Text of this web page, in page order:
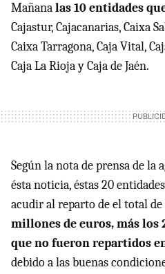
Mañanalas 10 entidades
Cajastur, Cajacanarias, Caixa
Caixa Tarragona, Caja Vital,
Caja La Rioja y Caja de Jaén.
Según la nota de prensa de la
ésta noticia, éstas 20
acudir al reparto de el total de
millones de euros, más los
que no fueron repartidos
debido a las buenas